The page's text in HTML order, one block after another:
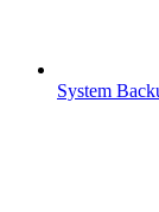
System